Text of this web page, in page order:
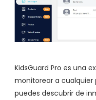
KidsGuard Pro es una
monitorear a cualquier
puedes descubrir de